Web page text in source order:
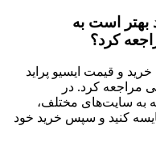
بهتر است به
کرد؟
و قیمت ایسیو پراید
مراجعه کرد. در
به سایت‌های مختلف،
کنید و سپس خرید خود